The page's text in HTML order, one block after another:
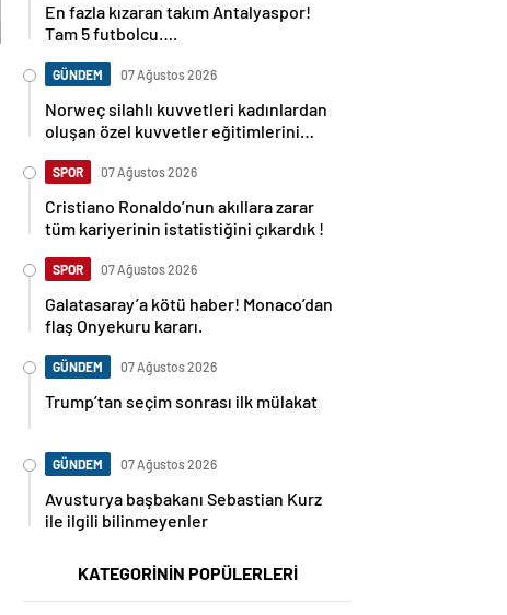
En fazla kızaran takım Antalyaspor!
Tam 5 futbolcu….
GÜNDEM 07 Ağustos 2026
Norweç silahlı kuvvetleri kadınlardan
oluşan özel kuvvetler eğitimlerini
SPOR 07 Ağustos 2026
Cristiano Ronaldo’nun akıllara zarar
tüm kariyerinin istatistiğini çıkardık !
SPOR 07 Ağustos 2026
Galatasaray’a kötü haber! Monaco’dan
flaş Onyekuru kararı.
GÜNDEM 07 Ağustos 2026
Trump’tan seçim sonrası ilk mülakat
GÜNDEM 07 Ağustos 2026
Avusturya başbakanı Sebastian Kurz
ile ilgili bilinmeyenler
KATEGORİNİN POPÜLERLERİ